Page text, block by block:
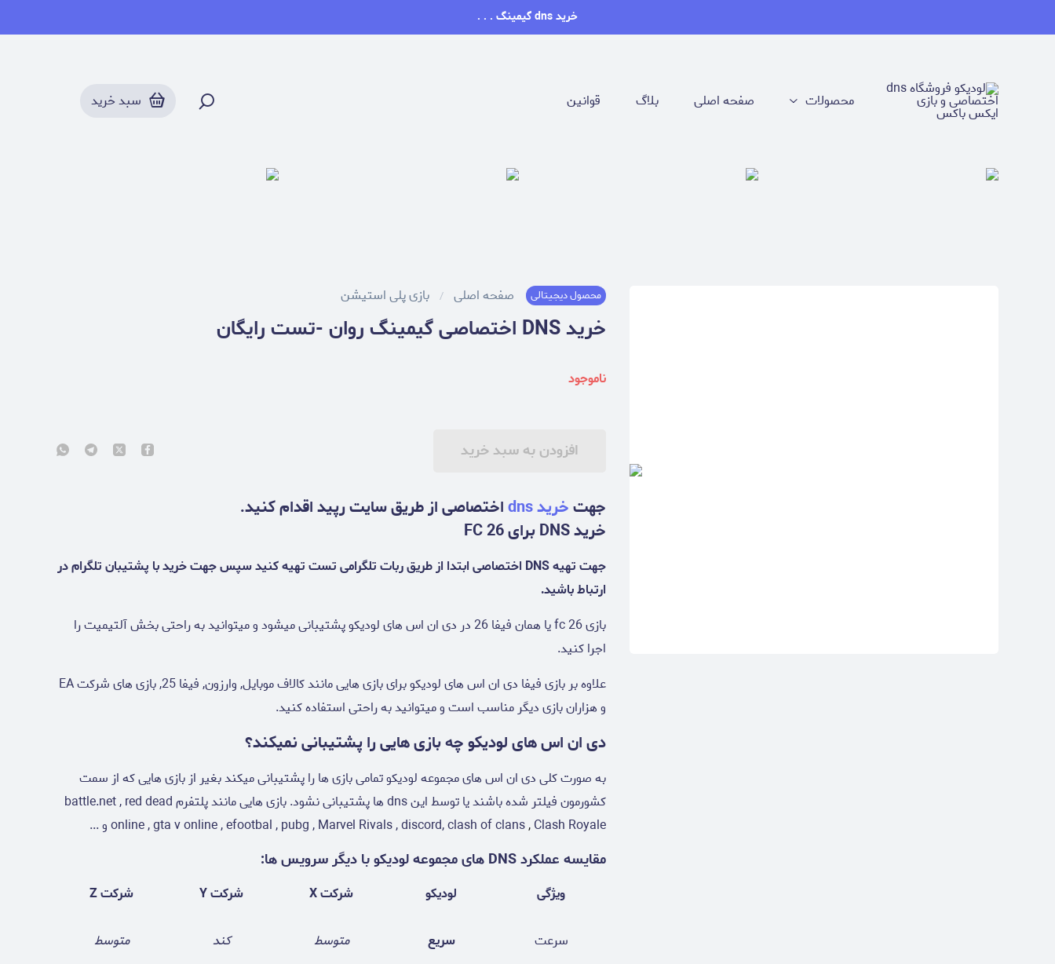
خرید dns گیمینگ . . .
محصولات صفحه اصلی بلاگ قوانین سبد خرید
محصول دیجیتالی صفحه اصلی بازی پلی استیشن
خرید DNS اختصاصی گیمینگ روان -تست رایگان
ناموجود
افزودن به سبد خرید
جهتخرید dns
اختصاصی از طریق سایت رپید اقدام کنید.
خرید DNS برای FC 26
جهت تهیه DNS اختصاصی ابتدا از طریق ربات تلگرامی تست تهیه کنید سپس جهت خرید با پشتیبان تلگرام در
ارتباط باشید.
بازی fc 26 یا همان فیفا 26 در دی ان اس های لودیکو پشتیبانی میشود و میتوانید به راحتی بخش آلتیمیت را
اجرا کنید.
علاوه بر بازی فیفا دی ان اس های لودیکو برای بازی هایی مانند کالاف موبایل, وارزون, فیفا 25, بازی های شرکت EA
و هزاران بازی دیگر مناسب است و میتوانید به راحتی استفاده کنید.
دی ان اس های لودیکو چه بازی هایی را پشتیبانی نمیکند؟
به صورت کلی دی ان اس های مجموعه لودیکو تمامی بازی ها را پشتیبانی میکند بغیر از بازی هایی که از سمت
کشورمون فیلتر شده باشند یا توسط این dns ها پشتیبانی نشود. بازی هایی مانند پلتفرم battle.net , red dead
online , gta v online , efootbal , pubg , Marvel Rivals , discord, clash of clans,Clash Royale و ...
مقایسه عملکرد DNS های مجموعه لودیکو با دیگر سرویس ها:
ویژگی لودیکو شرکت X شرکت Y شرکت Z
سرعت سریع متوسط کند متوسط